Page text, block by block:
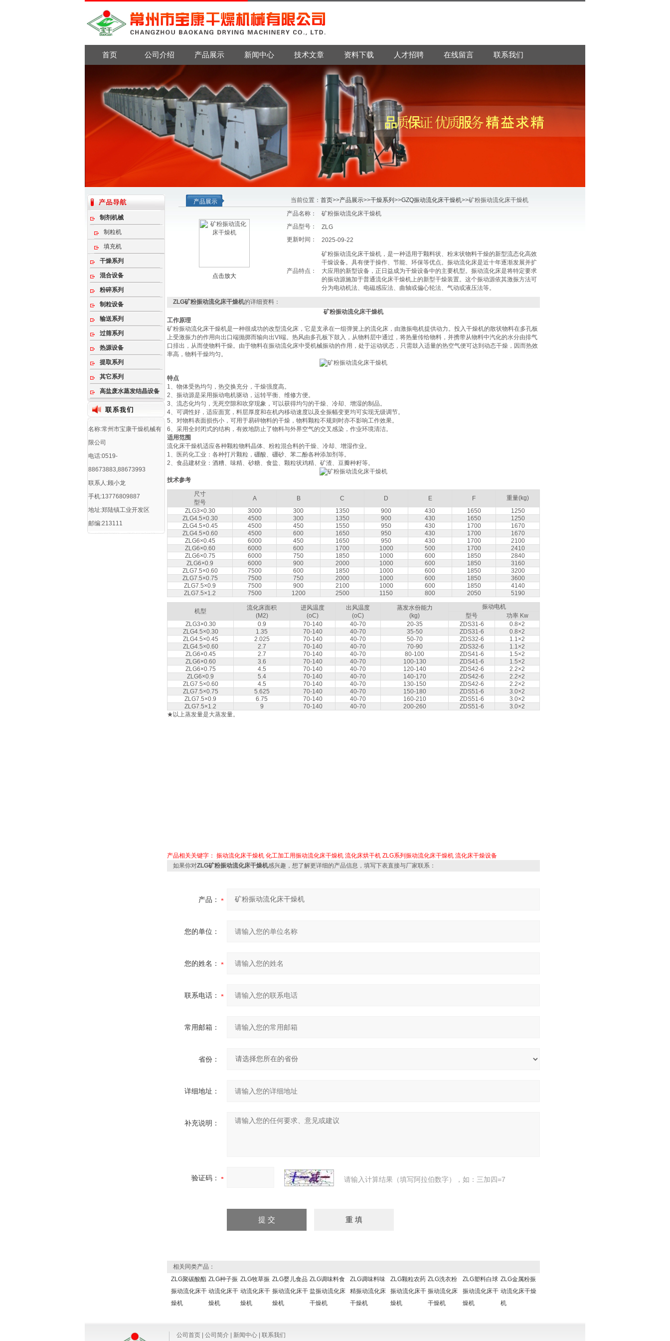
首页 公司介绍 产品展示 新闻中心 技术文章 资料下载 人才招聘 在线留言 联系我们
制剂机械
制粒机
填充机
干燥系列
混合设备
粉碎系列
制粒设备
输送系列
过筛系列
热源设备
提取系列
其它系列
高盐废水蒸发结晶设备
名称:常州市宝康干燥机械有
限公司
电话:0519-
88673883,88673993
联系人:顾小龙
手机:13776809887
地址:郑陆镇工业开发区
邮编:213111
产品展示 当前位置： 首页>>产品展示>>干燥系列 >>GZQ振动流化床干燥机>>矿粉振动流化床干燥机
点击放大
产品名称：
矿粉振动流化床干燥机
产品型号：
ZLG
更新时间：
2025-09-22
产品特点：
矿粉振动流化床干燥机，是一种适用于颗料状、粉末状物料干燥的新型流态化高效
干燥设备。具有便于操作、节能、环保等优点。振动流化床是近十年逐渐发展并扩
大应用的新型设备，正日益成为干燥设备中的主要机型。振动流化床是将特定要求
的振动源施加于普通流化床干燥机上的新型干燥装置。这个振动源依其激振方法可
分为电动机法、电磁感应法、曲轴或偏心轮法、气动或液压法等。
ZLG矿粉振动流化床干燥机的详细资料：
矿粉振动流化床干燥机
工作原理
矿粉振动流化床干燥机是一种很成功的改型流化床，它是支承在一组弹簧上的流化床，由激振电机提供动力。投入干燥机的散状物料在多孔板
上受激振力的作用向出口端抛掷而输向出VI端。热风由多孔板下鼓入，从物料层中通过，将热量传给物料，并携带从物料中汽化的水分由排气
口排出，从而使物料干燥。由于物料在振动流化床中受机械振动的作用，处于运动状态，只需鼓入适量的热空气便可达到动态干燥，因而热效
率高，物料干燥均匀。
特点
1、物体受热均匀，热交换充分，干燥强度高。
2、振动源是采用振动电机驱动，运转平衡、维修方便。
3、流态化均匀，无死空隙和吹穿现象，可以获得均匀的干燥、冷却、增湿的制品。
4、可调性好，适应面宽，料层厚度和在机内移动速度以及全振幅变更均可实现无级调节。
5、对物料表面损伤小，可用于易碎物料的干燥，物料颗粒不规则时亦不影响工作效果。
6、采用全封闭式的结构，有效地防止了物料与外界空气的交叉感染，作业环境清洁。
适用范围
流化床干燥机适应各种颗粒物料晶体、粉粒混合料的干燥、冷却、增湿作业。
1、医药化工业：各种打片颗粒，硼酸、硼砂、苯二酚各种添加剂等。
2、食品建材业：酒糟、味精、砂糖、食盐、颗粒状鸡精、矿渣、豆瓣种籽等。
技术参考
尺寸
型号
A B C D E F
重量(kg)
ZLG3×0.30
3000 300 1350 900 430 1650
1250
ZLG4.5×0.30
4500 300 1350 900 430 1650
1250
ZLG4.5×0.45
4500 450 1550 950 430 1700
1670
ZLG4.5×0.60
4500 600 1650 950 430 1700
1670
ZLG6×0.45
6000 450 1650 950 430 1700
2100
ZLG6×0.60
6000 600 1700 1000 500 1700
2410
ZLG6×0.75
6000 750 1850 1000 600 1850
2840
ZLG6×0.9
6000 900 2000 1000 600 1850
3160
ZLG7.5×0.60
7500 600 1850 1000 600 1850
3200
ZLG7.5×0.75
7500 750 2000 1000 600 1850
3600
ZLG7.5×0.9
7500 900 2100 1000 600 1850
4140
ZLG7.5×1.2
7500 1200 2500 1150 800 2050 5190
机型
流化床面积
(M2)
进风温度
(oC)
出风温度
(oC)
蒸发水份能力
(kg)
振动电机
型号
功率 Kw
ZLG3×0.30
0.9 70-140 40-70 20-35 ZDS31-6
0.8×2
ZLG4.5×0.30
1.35 70-140 40-70 35-50 ZDS31-6
0.8×2
ZLG4.5×0.45
2.025 70-140 40-70 50-70 ZDS32-6
1.1×2
ZLG4.5×0.60
2.7 70-140 40-70 70-90 ZDS32-6
1.1×2
ZLG6×0.45
2.7 70-140 40-70 80-100 ZDS41-6
1.5×2
ZLG6×0.60
3.6 70-140 40-70 100-130 ZDS41-6
1.5×2
ZLG6×0.75
4.5 70-140 40-70 120-140 ZDS42-6
2.2×2
ZLG6×0.9
5.4 70-140 40-70 140-170 ZDS42-6
2.2×2
ZLG7.5×0.60
4.5 70-140 40-70 130-150 ZDS42-6
2.2×2
ZLG7.5×0.75
5.625 70-140 40-70 150-180 ZDS51-6
3.0×2
ZLG7.5×0.9
6.75 70-140 40-70 160-210 ZDS51-6
3.0×2
ZLG7.5×1.2
9 70-140 40-70 200-260 ZDS51-6
3.0×2
★以上蒸发量是大蒸发量。
产品相关关键字： 振动流化床干燥机 化工加工用振动流化床干燥机 流化床烘干机 ZLG系列振动流化床干燥机 流化床干燥设备
如果你对ZLG矿粉振动流化床干燥机感兴趣，想了解更详细的产品信息，填写下表直接与厂家联系：
产品：
您的单位：
您的姓名：
联系电话：
常用邮箱：
省份：
详细地址：
补充说明：
验证码： 请输入计算结果（填写阿拉伯数字），如：三加四=7
相关同类产品：
ZLG聚碳酸酯
振动流化床干
燥机
ZLG种子振
动流化床干
燥机
ZLG牧草振
动流化床干
燥机
ZLG婴儿食品
振动流化床干
燥机
ZLG调味料食
盐振动流化床
干燥机
ZLG调味料味
精振动流化床
干燥机
ZLG颗粒农药
振动流化床干
燥机
ZLG洗衣粉
振动流化床
干燥机
ZLG塑料白球
振动流化床干
燥机
ZLG金属粉振
动流化床干燥
机
公司首页 公司简介 新闻中心 联系我们